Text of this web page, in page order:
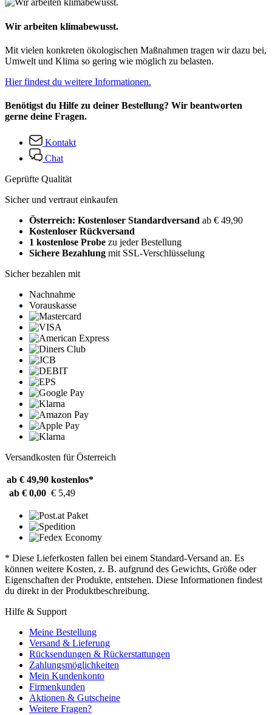
Wir arbeiten klimabewusst.
Mit vielen konkreten ökologischen Maßnahmen tragen wir dazu bei,
Umwelt und Klima so gering wie möglich zu belasten.
Hier findest du weitere Informationen.
Benötigst du Hilfe zu deiner Bestellung? Wir beantworten
gerne deine Fragen.
Kontakt
Chat
Geprüfte Qualität
Sicher und vertraut einkaufen
Österreich: Kostenloser Standardversand ab € 49,90
Kostenloser Rückversand
1 kostenlose Probe zu jeder Bestellung
Sichere Bezahlung mit SSL-Verschlüsselung
Sicher bezahlen mit
Nachnahme
Vorauskasse
Versandkosten für Österreich
ab € 49,90 kostenlos*
ab € 0,00 € 5,49
* Diese Lieferkosten fallen bei einem Standard-Versand an. Es
können weitere Kosten, z. B. aufgrund des Gewichts, Größe oder
Eigenschaften der Produkte, entstehen. Diese Informationen findest
du direkt in der Produktbeschreibung.
Hilfe & Support
Meine Bestellung
Versand & Lieferung
Rücksendungen & Rückerstattungen
Zahlungsmöglichkeiten
Mein Kundenkonto
Firmenkunden
Aktionen & Gutscheine
Weitere Fragen?